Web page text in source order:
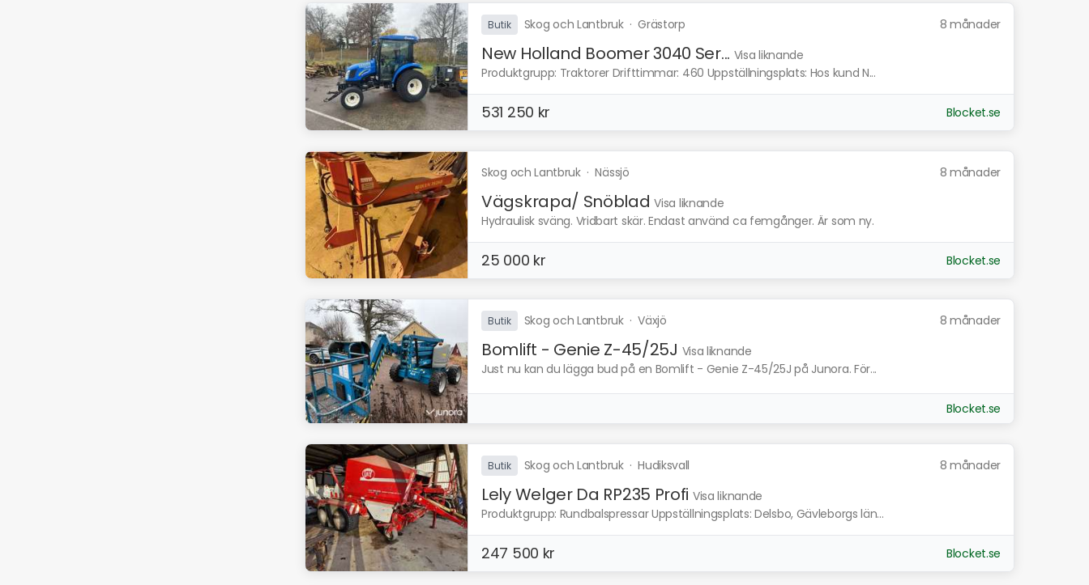
Butik Skog och Lantbruk·Grästorp 8 månader
New Holland Boomer 3040 Ser... Visa liknande
Produktgrupp: Traktorer Drifttimmar: 460 Uppställningsplats: Hos kund N...
531 250 kr Blocket.se
Skog och Lantbruk·Nässjö 8 månader
Vägskrapa/ Snöblad Visa liknande
Hydraulisk sväng. Vridbart skär. Endast använd ca femgånger. Är som ny.
25 000 kr Blocket.se
Butik Skog och Lantbruk·Växjö 8 månader
Bomlift - Genie Z-45/25J Visa liknande
Just nu kan du lägga bud på en Bomlift - Genie Z-45/25J på Junora. För...
Blocket.se
Butik Skog och Lantbruk·Hudiksvall 8 månader
Lely Welger Da RP235 Profi Visa liknande
Produktgrupp: Rundbalspressar Uppställningsplats: Delsbo, Gävleborgs län...
247 500 kr Blocket.se